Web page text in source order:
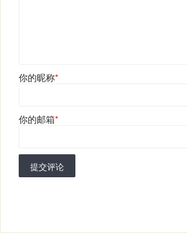
你的昵称*
你的邮箱*
提交评论